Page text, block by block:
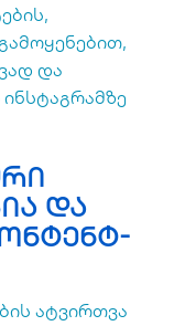
და
და
ატვირთვა